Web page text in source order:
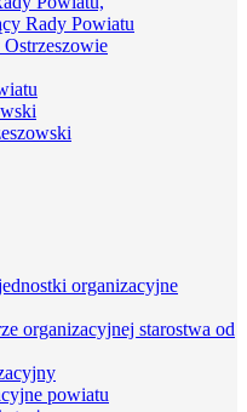
Rady Powiatu
organizacyjne
organizacyjnej starostwa od
powiatu